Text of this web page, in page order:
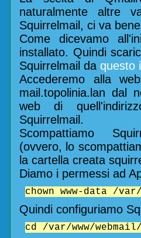
naturalmente altre
Squirrelmail, ci va
Come dicevamo
installato. Quindi
Squirrelmail da questo
Accederemo alla
mail.topolinia.lan dal
web di
Squirrelmail.
Scompattiamo
(ovvero, lo
la cartella creata
Diamo i permessi ad
chown www-data /
Quindi configuriamo
cd /var/www/